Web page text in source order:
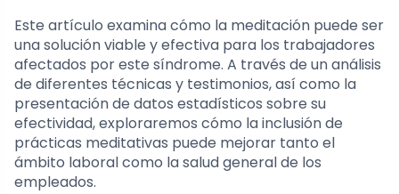
Este artículo examina cómo la meditación puede ser
una solución viable y efectiva para los trabajadores
afectados por este síndrome. A través de un análisis
de diferentes técnicas y testimonios, así como la
presentación de datos estadísticos sobre su
efectividad, exploraremos cómo la inclusión de
prácticas meditativas puede mejorar tanto el
ámbito laboral como la salud general de los
empleados.